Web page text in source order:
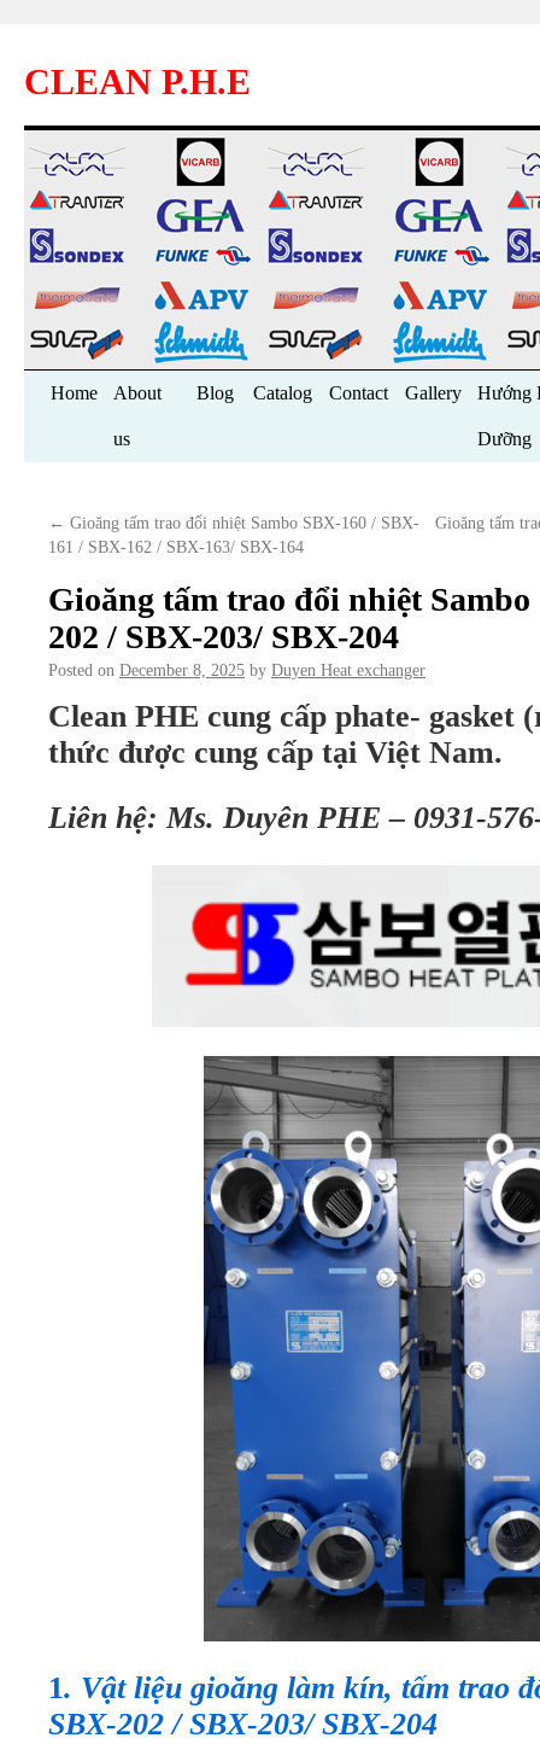
CLEAN P.H.E
Skip
Home About
us
Blog Catalog Contact Gallery Hướng
Dưỡng
← Gioăng tấm trao đổi nhiệt Sambo SBX-160 / SBX-
161 / SBX-162 / SBX-163/ SBX-164
Gioăng tấm
Gioăng tấm trao đổi nhiệt Sambo
202 / SBX-203/ SBX-204
Posted on December 8, 2025 by Duyen Heat exchanger
Clean PHE cung cấp phate- gasket
thức được cung cấp tại Việt Nam.
Liên hệ: Ms. Duyên PHE – 0931-
1. Vật liệu gioăng làm kín, tấm trao
SBX-202 / SBX-203/ SBX-204